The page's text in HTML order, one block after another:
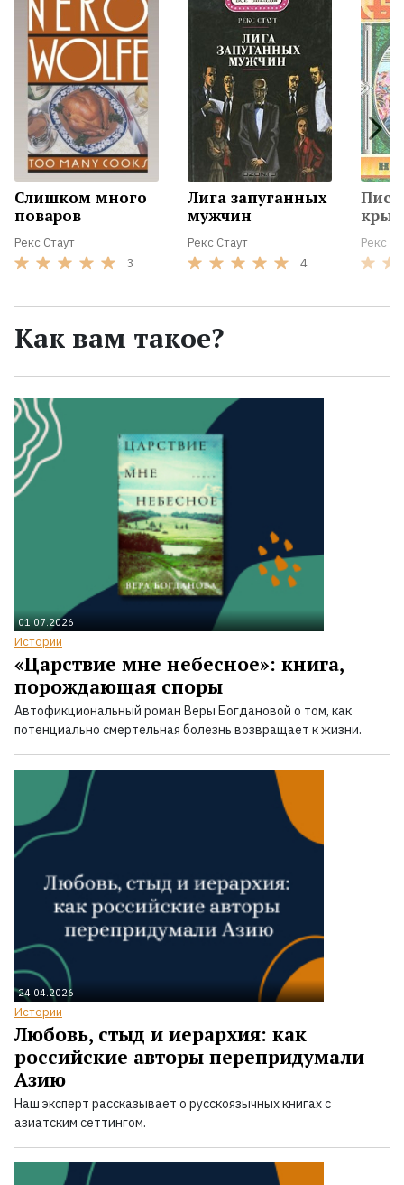
Коллекции
Слишком много
поваров
Рекс Стаут
3
Лига запуганных
мужчин
Рекс Стаут
4
Рекс
Как вам такое?
01.07.2026
Истории
«Царствие мне небесное»: книга,
порождающая споры
Автофикциональный роман Веры Богдановой о том, как
потенциально смертельная болезнь возвращает к жизни.
24.04.2026
Истории
Любовь, стыд и иерархия: как
российские авторы перепридумали
Азию
Наш эксперт рассказывает о русскоязычных книгах с
азиатским сеттингом.